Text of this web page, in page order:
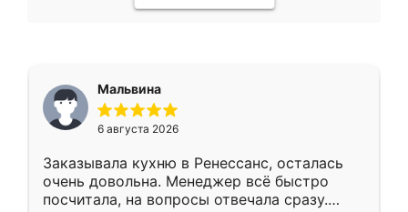
Мальвина
6 августа 2026
Заказывала кухню в Ренессанс, осталась
очень довольна. Менеджер всё быстро
посчитала, на вопросы отвечала сразу.